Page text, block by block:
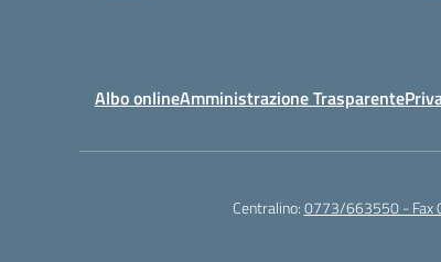
Albo onlineAmministrazione Trasparente
Centralino:0773/663550 - Fax